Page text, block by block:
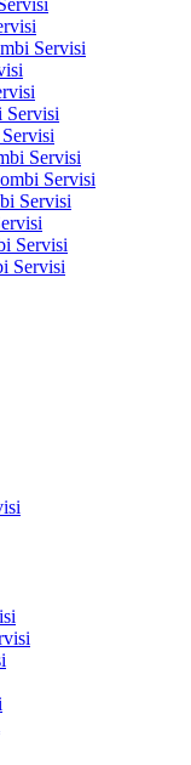
Servisi
Servisi
Servisi
Servisi
Servisi
Servisi
Servisi